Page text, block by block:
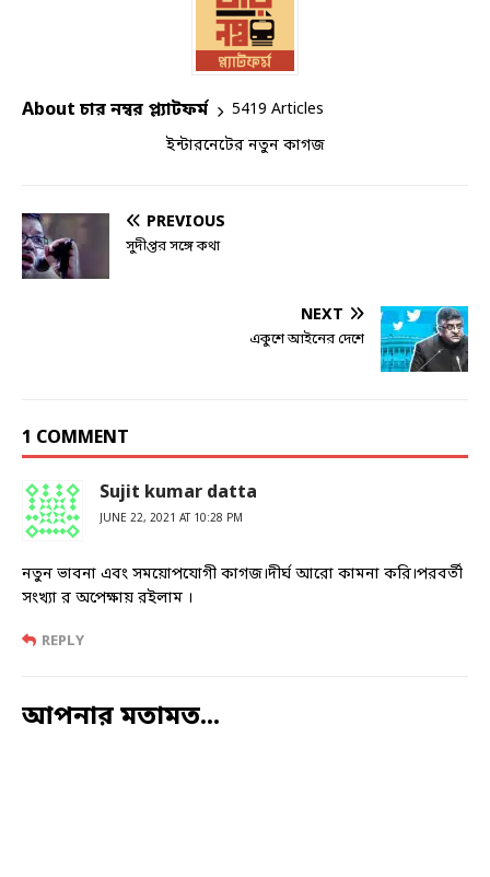
About চার নম্বর প্ল্যাটফর্ম
5419 Articles
ইন্টারনেটের নতুন কাগজ
PREVIOUS
সুদীপ্তর সঙ্গে কথা
NEXT
একুশে আইনের দেশে
1 COMMENT
Sujit kumar datta
JUNE 22, 2021 AT 10:28 PM
নতুন ভাবনা এবং সময়োপযোগী কাগজ।দীর্ঘ আরো কামনা করি।পরবর্তী
সংখ্যা র অপেক্ষায় রইলাম ।
REPLY
আপনার মতামত...